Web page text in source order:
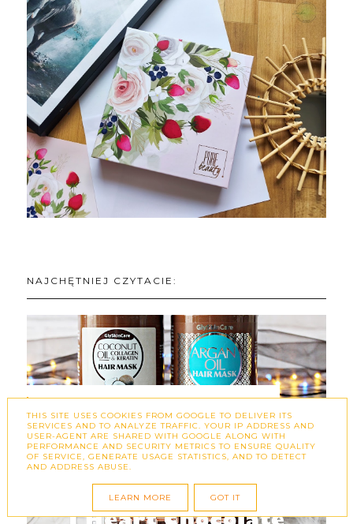
NAJCHĘTNIEJ CZYTACIE:
COCONUT OIL COLLAGEN & KERATIN
HAIR MASK / ARGAN OIL HAIR MASK -
GLYSKINCARE
THIS SITE USES COOKIES FROM GOOGLE TO DELIVER ITS
SERVICES AND TO ANALYZE TRAFFIC. YOUR IP ADDRESS AND
USER-AGENT ARE SHARED WITH GOOGLE ALONG WITH
PERFORMANCE AND SECURITY METRICS TO ENSURE QUALITY
OF SERVICE, GENERATE USAGE STATISTICS, AND TO DETECT
AND ADDRESS ABUSE.
LEARN MORE GOT IT